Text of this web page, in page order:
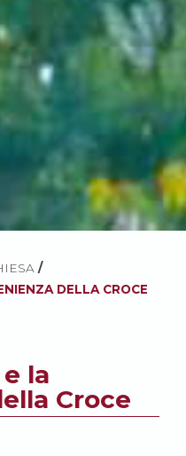
/
DELLA CROCE
la
Croce